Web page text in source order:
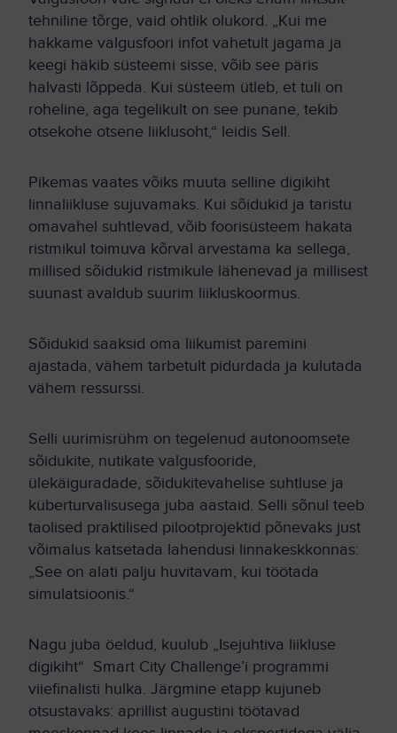
tehniline tõrge, vaid ohtlik olukord. „Kui me
hakkame valgusfoori infot vahetult jagama ja
keegi häkib süsteemi sisse, võib see päris
halvasti lõppeda. Kui süsteem ütleb, et tuli on
roheline, aga tegelikult on see punane, tekib
otsekohe otsene liiklusoht,“ leidis Sell.
Pikemas vaates võiks muuta selline digikiht
linnaliikluse sujuvamaks. Kui sõidukid ja taristu
omavahel suhtlevad, võib foorisüsteem hakata
ristmikul toimuva kõrval arvestama ka sellega,
millised sõidukid ristmikule lähenevad ja millisest
suunast avaldub suurim liikluskoormus.
Sõidukid saaksid oma liikumist paremini
ajastada, vähem tarbetult pidurdada ja kulutada
vähem ressurssi.
Selli uurimisrühm on tegelenud autonoomsete
sõidukite, nutikate valgusfooride,
ülekäiguradade, sõidukitevahelise suhtluse ja
küberturvalisusega juba aastaid. Selli sõnul teeb
taolised praktilised pilootprojektid põnevaks just
võimalus katsetada lahendusi linnakeskkonnas:
„See on alati palju huvitavam, kui töötada
simulatsioonis.“
Nagu juba öeldud, kuulub „Isejuhtiva liikluse
digikiht“ Smart City Challenge’i programmi
viiefinalisti hulka. Järgmine etapp kujuneb
otsustavaks: aprillist augustini töötavad